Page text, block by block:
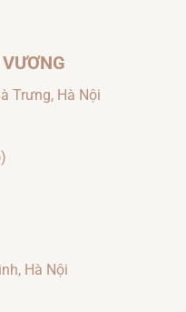
Trưng, Hà Nội
Hà Nội